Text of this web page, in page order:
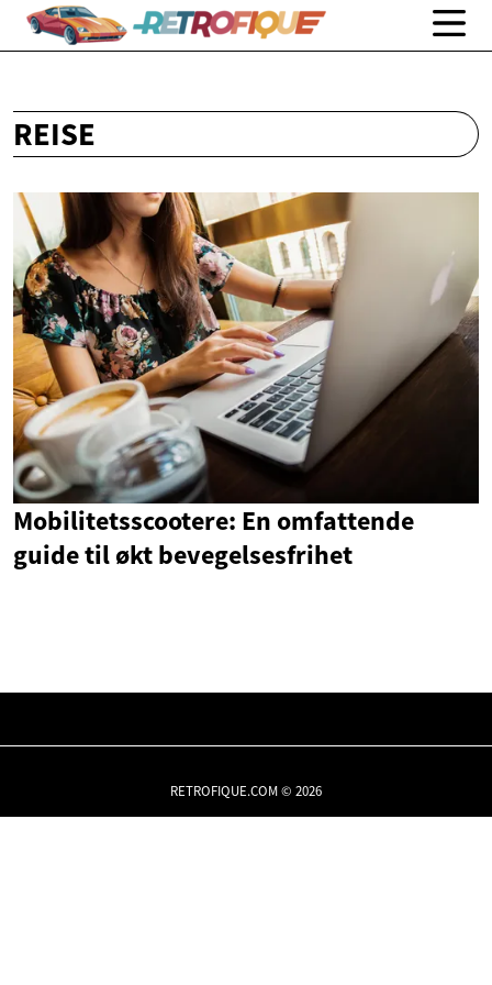
REISE
Mobilitetsscootere: En omfattende
guide til økt bevegelsesfrihet
RETROFIQUE.COM © 2026